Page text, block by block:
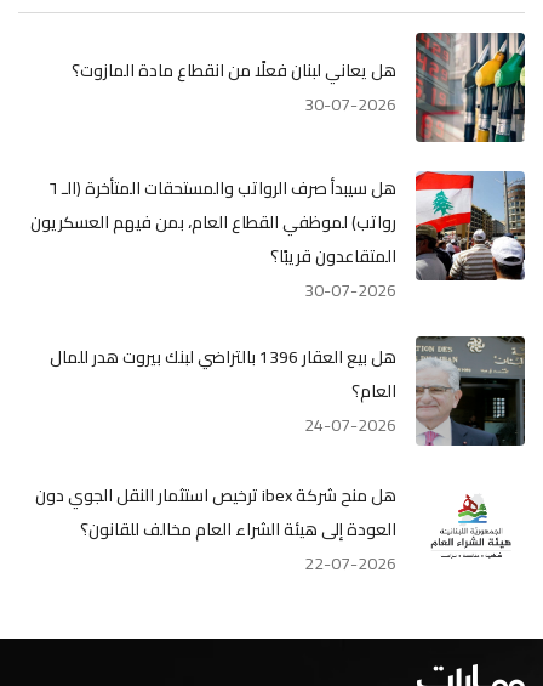
هل يعاني لبنان فعلًا من انقطاع مادة المازوت؟
30-07-2026
هل سيبدأ صرف الرواتب والمستحقات المتأخرة (الـ ٦
رواتب) لموظفي القطاع العام، بمن فيهم العسكريون
المتقاعدون قريبًا؟
30-07-2026
هل بيع العقار 1396 بالتراضي لبنك بيروت هدر للمال
العام؟
24-07-2026
هل منح شركة ibex ترخيص استثمار النقل الجوي دون
العودة إلى هيئة الشراء العام مخالف للقانون؟
22-07-2026